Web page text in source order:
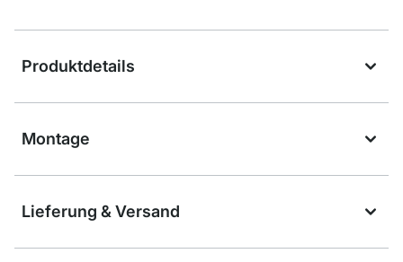
Produktdetails
Montage
Lieferung & Versand